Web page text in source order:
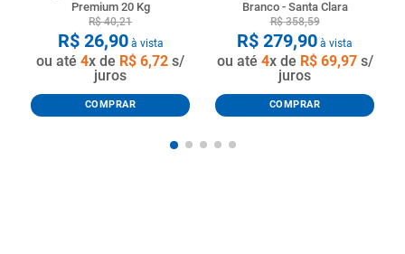
Premium 20 Kg
R$ 40,21
R$ 26,90à vista
ou até 4x de R$ 6,72 s/
juros
COMPRAR
Branco - Santa Clara
R$ 358,59
R$ 279,90 à vista
ou até 4x de R$ 69,97s/
juros
COMPRAR